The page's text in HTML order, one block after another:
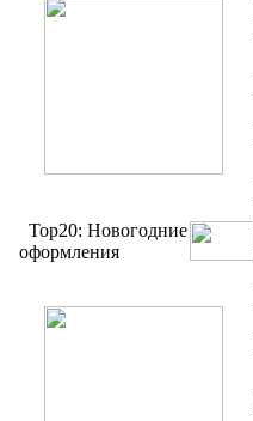
Top20: Новогодние
оформления